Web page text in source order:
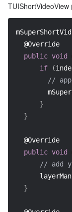
TUIShortVideoView
@Override
public void
if
(
//
}
}
@Override
public void
// add
}